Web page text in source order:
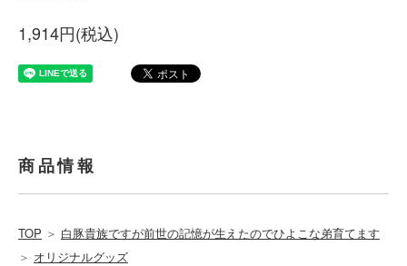
1,914円(税込)
商品情報
TOP ＞ 白豚貴族ですが前世の記憶が生えたのでひよこな弟育てます
＞ オリジナルグッズ